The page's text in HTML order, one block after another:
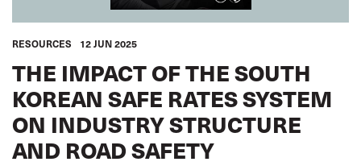
RESOURCES 12 JUN 2025
THE IMPACT OF THE SOUTH
KOREAN SAFE RATES SYSTEM
ON INDUSTRY STRUCTURE
AND ROAD SAFETY